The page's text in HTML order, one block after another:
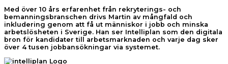
Med över 10 års erfarenhet från rekryterings- och
bemanningsbranschen drivs Martin av mångfald och
inkludering genom att få ut människor i jobb och minska
arbetslösheten i Sverige. Han ser Intelliplan som den digitala
bron för kandidater till arbetsmarknaden och varje dag sker
över 4 tusen jobbansökningar via systemet.